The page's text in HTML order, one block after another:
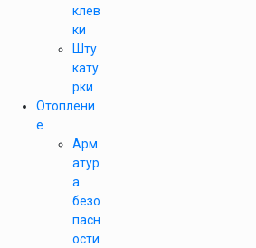
клев
ки
Шту
кату
рки
Отоплени
е
Арм
атур
а
безо
пасн
ости